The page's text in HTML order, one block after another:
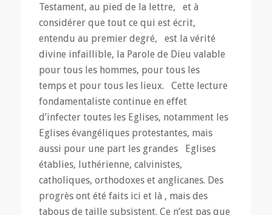
Testament, au pied de la lettre, et à
considérer que tout ce qui est écrit,
entendu au premier degré, est la vérité
divine infaillible, la Parole de Dieu valable
pour tous les hommes, pour tous les
temps et pour tous les lieux. Cette lecture
fondamentaliste continue en effet
d’infecter toutes les Eglises, notamment les
Eglises évangéliques protestantes, mais
aussi pour une part les grandes Eglises
établies, luthérienne, calvinistes,
catholiques, orthodoxes et anglicanes. Des
progrès ont été faits ici et là , mais des
tabous de taille subsistent. Ce n’est pas que